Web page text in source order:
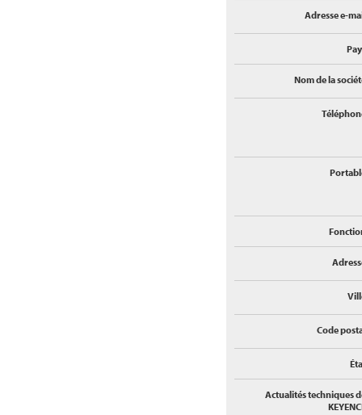
Adresse e-
Nom de la
Code
Actualités techniques